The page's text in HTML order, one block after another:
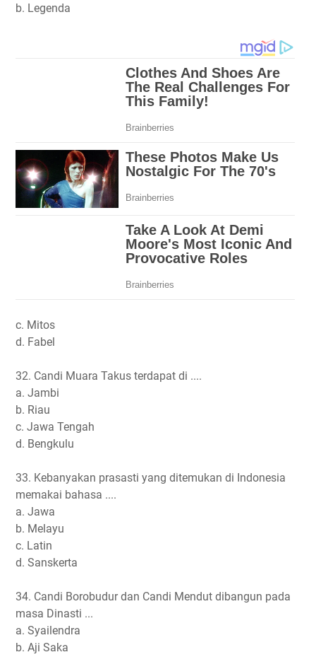
b. Legenda
c. Mitos
d. Fabel
32. Candi Muara Takus terdapat di ....
a. Jambi
b. Riau
c. Jawa Tengah
d. Bengkulu
33. Kebanyakan prasasti yang ditemukan di Indonesia
memakai bahasa ....
a. Jawa
b. Melayu
c. Latin
d. Sanskerta
34. Candi Borobudur dan Candi Mendut dibangun pada
masa Dinasti ...
a. Syailendra
b. Aji Saka